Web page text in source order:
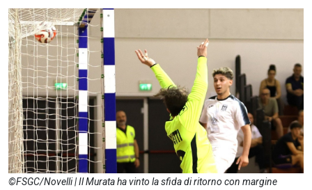
©FSGC/Novelli | Il Murata ha vinto la sfida di ritorno con margine